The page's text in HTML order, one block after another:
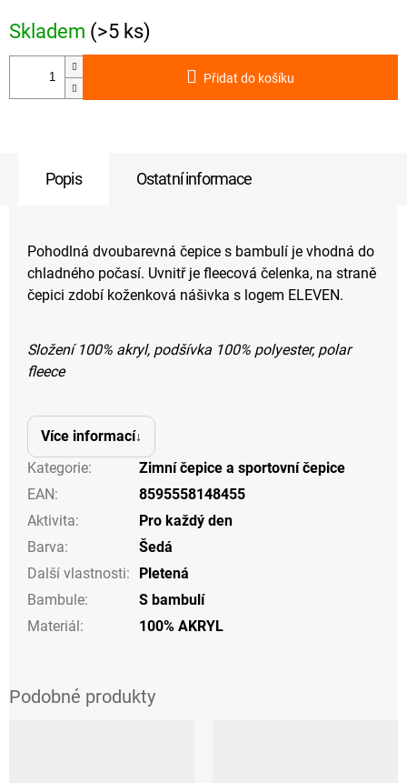
Skladem (>5 ks)
Přidat do košíku
Popis Ostatní informace
Pohodlná dvoubarevná čepice s bambulí je vhodná do
chladného počasí. Uvnitř je fleecová čelenka, na straně
čepici zdobí koženková nášivka s logem ELEVEN.
Složení 100% akryl, podšívka 100% polyester, polar
fleece
Více informací
Kategorie:
Zimní čepice a sportovní čepice
EAN:
8595558148455
Aktivita:
Pro každý den
Barva:
Šedá
Další vlastnosti:
Pletená
Bambule:
S bambulí
Materiál: 100% AKRYL